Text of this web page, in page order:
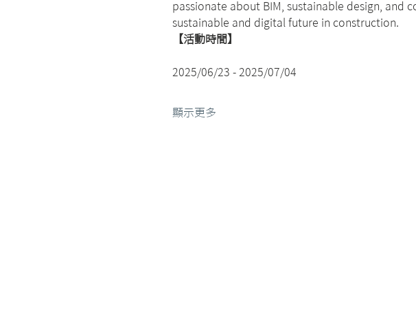
passionate about BIM, sustainable design, and
sustainable and digital future in construction.
【活動時間】
2025/06/23 - 2025/07/04
顯示更多